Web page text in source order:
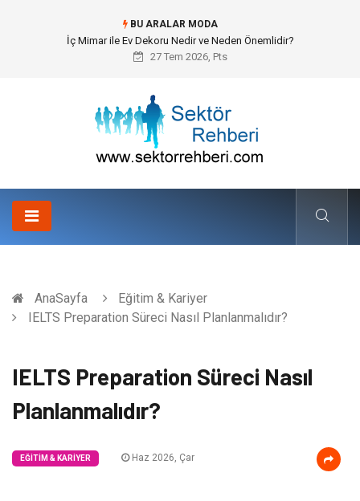
BU ARALAR MODA
Kuveyt Nakliye Süreçlerinde Stratejik Planlama ve Operasyonel Güven
27 Tem 2026, Pts
AnaSayfa
Eğitim & Kariyer
IELTS Preparation Süreci Nasıl Planlanmalıdır?
IELTS Preparation Süreci Nasıl
Planlanmalıdır?
EĞITIM & KARIYER Haz 2026, Çar